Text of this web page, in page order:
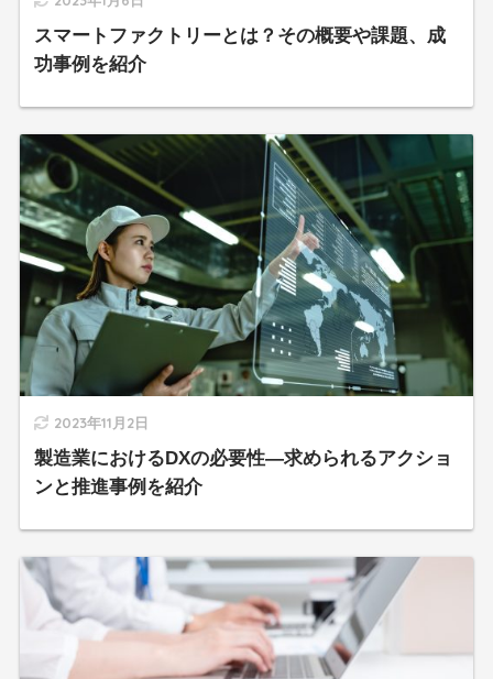
スマートファクトリーとは？その概要や課題、成
功事例を紹介
2023年11月2日
製造業におけるDXの必要性―求められるアクショ
ンと推進事例を紹介